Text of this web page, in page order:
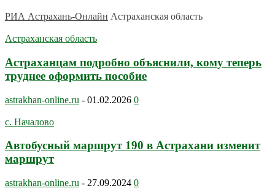
РИА Астрахань-Онлайн Астраханская область
Астраханская область
Астраханцам подробно объяснили, кому теперь
труднее оформить пособие
astrakhan-online.ru - 01.02.2026 0
с. Началово
Автобусный маршрут 190 в Астрахани изменит
маршрут
astrakhan-online.ru - 27.09.2024 0